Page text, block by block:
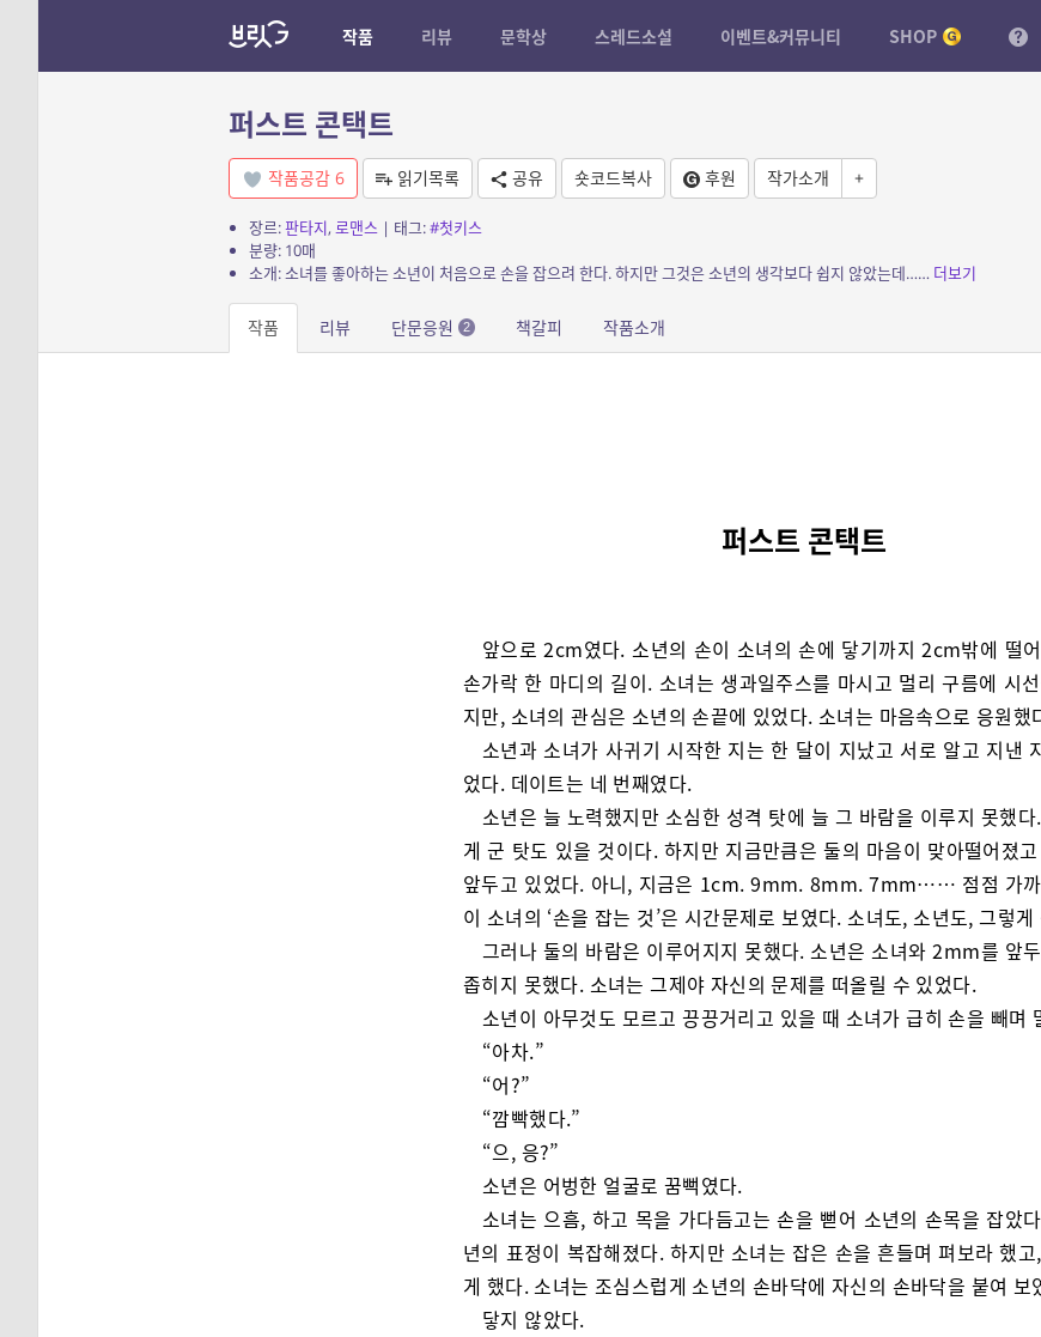
작품 리뷰 문학상 스레드소설 이벤트&커뮤니티 SHOP
퍼스트 콘택트
작품공감 6 읽기목록 공유 숏코드복사 후원 작가소개 +
장르:판타지, 로맨스| 태그:#첫키스
분량: 10매
소개: 소녀를 좋아하는 소년이 처음으로 손을 잡으려 한다. 하지만 그것은 소년의 생각보다 쉽지 않았는데…… 더보기
작품 리뷰 단문응원 2 책갈피 작품소개
퍼스트 콘택트
앞으로 2cm였다. 소년의 손이 소녀의 손에 닿기까지 2cm밖에 떨
손가락 한 마디의 길이. 소녀는 생과일주스를 마시고 멀리 구름에 시
지만, 소녀의 관심은 소년의 손끝에 있었다. 소녀는 마음속으로 응원했
소년과 소녀가 사귀기 시작한 지는 한 달이 지났고 서로 알고 지낸
었다. 데이트는 네 번째였다.
소년은 늘 노력했지만 소심한 성격 탓에 늘 그 바람을 이루지 못했
게 군 탓도 있을 것이다. 하지만 지금만큼은 둘의 마음이 맞아떨어졌
앞두고 있었다. 아니, 지금은 1cm. 9mm. 8mm. 7mm…… 점점 가까
이 소녀의 ‘손을 잡는 것’은 시간문제로 보였다. 소녀도, 소년도, 그렇
그러나 둘의 바람은 이루어지지 못했다. 소년은 소녀와 2mm를 앞
좁히지 못했다. 소녀는 그제야 자신의 문제를 떠올릴 수 있었다.
소년이 아무것도 모르고 끙끙거리고 있을 때 소녀가 급히 손을 빼며
“아차.”
“어?”
“깜빡했다.”
“으, 응?”
소년은 어벙한 얼굴로 꿈뻑였다.
소녀는 으흠, 하고 목을 가다듬고는 손을 뻗어 소년의 손목을 잡았
년의 표정이 복잡해졌다. 하지만 소녀는 잡은 손을 흔들며 펴보라 했
게 했다. 소녀는 조심스럽게 소년의 손바닥에 자신의 손바닥을 붙여 보
닿지 않았다.